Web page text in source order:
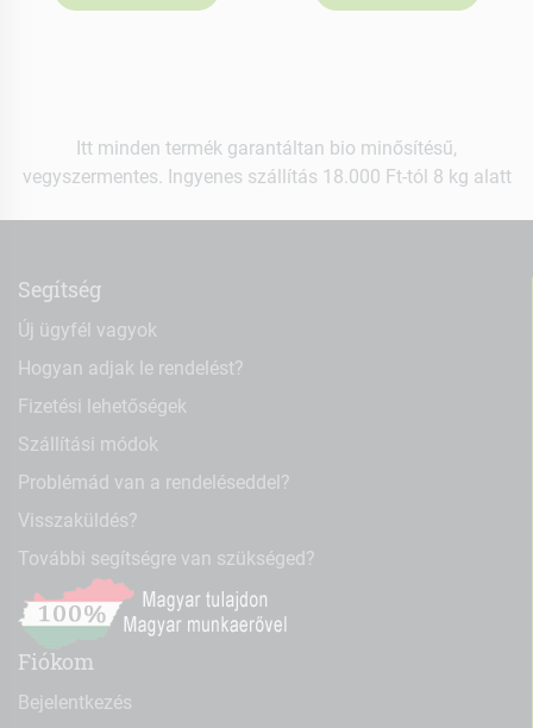
Itt minden termék garantáltan bio minősítésű,
vegyszermentes. Ingyenes szállítás 18.000 Ft-tól 8 kg alatt
Segítség
Új ügyfél vagyok
Hogyan adjak le rendelést?
Fizetési lehetőségek
Szállítási módok
Problémád van a rendeléseddel?
Visszaküldés?
További segítségre van szükséged?
Fiókom
Bejelentkezés